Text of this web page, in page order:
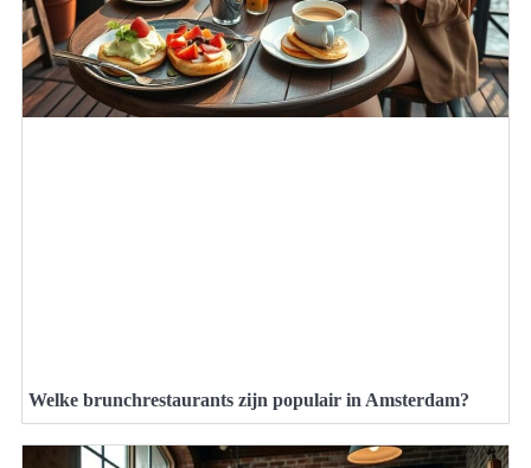
Welke brunchrestaurants zijn populair in Amsterdam?